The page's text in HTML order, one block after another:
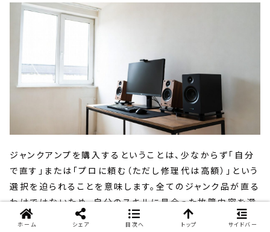
ジャンクアンプを購入するということは、少なからず「自分
で直す」または「プロに頼む（ただし修理代は高額）」という
選択を迫られることを意味します。全てのジャンク品が直る
わけではないため、自分のスキルに見合った故障内容を選
ぶことが、挫折しないための最大の秘訣です。ここでは、狙
ホーム シェア 目次へ トップ サイドバー